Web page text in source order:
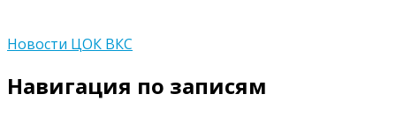
Новости ЦОК ВКС
Навигация по записям